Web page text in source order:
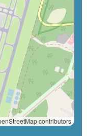
contributors